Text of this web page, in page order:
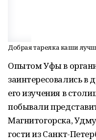
Добрая тарелка каши
Опытом Уфы в
заинтересовались в
его изучения в
побывали
Магнитогорска,
гости из Санкт-